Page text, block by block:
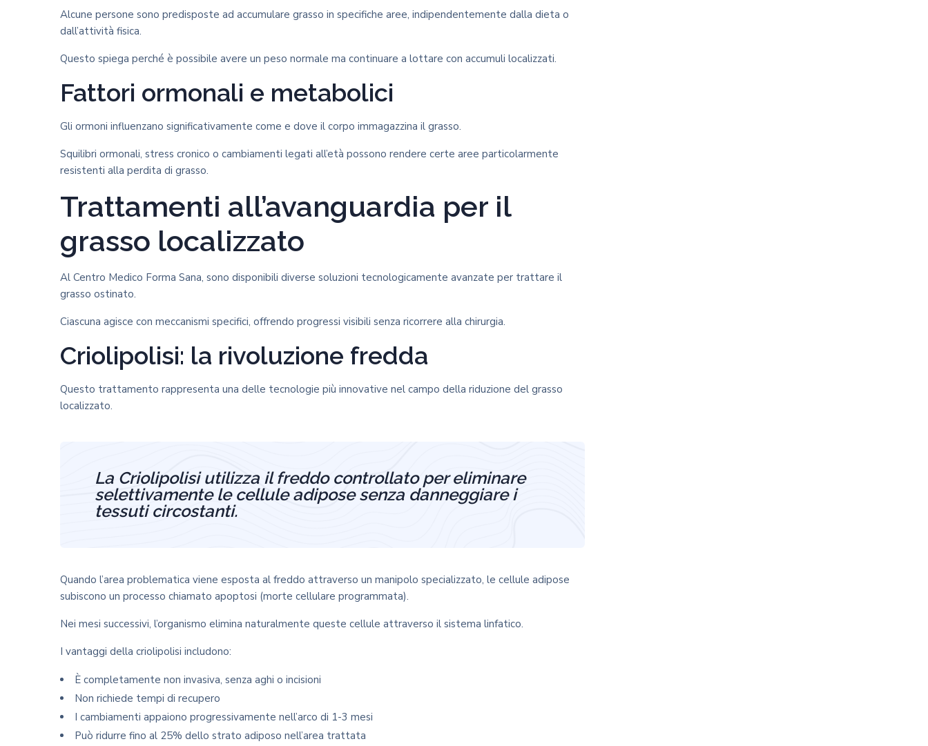
Alcune persone sono predisposte ad accumulare grasso in specifiche aree, indipendentemente dalla dieta o
dall’attività fisica.
Questo spiega perché è possibile avere un peso normale ma continuare a lottare con accumuli localizzati.
Fattori ormonali e metabolici
Gli ormoni influenzano significativamente come e dove il corpo immagazzina il grasso.
Squilibri ormonali, stress cronico o cambiamenti legati all’età possono rendere certe aree particolarmente
resistenti alla perdita di grasso.
Trattamenti all’avanguardia per il
grasso localizzato
Al Centro Medico Forma Sana, sono disponibili diverse soluzioni tecnologicamente avanzate per trattare il
grasso ostinato.
Ciascuna agisce con meccanismi specifici, offrendo progressi visibili senza ricorrere alla chirurgia.
Criolipolisi: la rivoluzione fredda
Questo trattamento rappresenta una delle tecnologie più innovative nel campo della riduzione del grasso
localizzato.
La Criolipolisi utilizza il freddo controllato per eliminare
selettivamente le cellule adipose senza danneggiare i
tessuti circostanti.
Quando l’area problematica viene esposta al freddo attraverso un manipolo specializzato, le cellule adipose
subiscono un processo chiamato apoptosi (morte cellulare programmata).
Nei mesi successivi, l’organismo elimina naturalmente queste cellule attraverso il sistema linfatico.
I vantaggi della criolipolisi includono:
È completamente non invasiva, senza aghi o incisioni
Non richiede tempi di recupero
I cambiamenti appaiono progressivamente nell’arco di 1-3 mesi
Può ridurre fino al 25% dello strato adiposo nell’area trattata